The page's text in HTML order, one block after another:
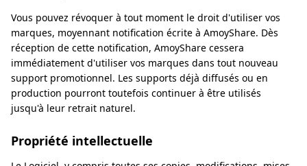
Vous pouvez révoquer à tout moment le droit d'utiliser vos
marques, moyennant notification écrite à AmoyShare. Dès
réception de cette notification, AmoyShare cessera
immédiatement d'utiliser vos marques dans tout nouveau
support promotionnel. Les supports déjà diffusés ou en
production pourront toutefois continuer à être utilisés
jusqu'à leur retrait naturel.
Propriété intellectuelle